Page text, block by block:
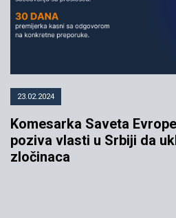
23.02.2024
Komesarka Saveta
poziva vlasti u Srbiji da
zločinaca